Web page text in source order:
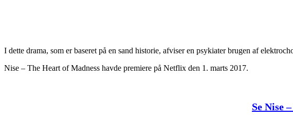
I dette drama, som er baseret på en sand historie, afviser en psykiater brugen af
Nise – The Heart of Madness havde premiere på Netflix den 1. marts 2017.
Se Nise